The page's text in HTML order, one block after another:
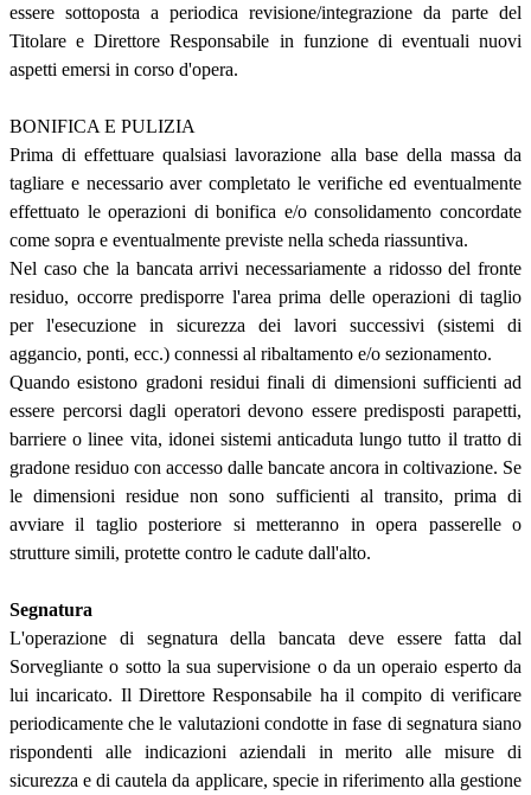
essere sottoposta a periodica revisione/integrazione da parte del
Titolare e Direttore Responsabile in funzione di eventuali nuovi
aspetti emersi in corso d'opera.
BONIFICA E PULIZIA
Prima di effettuare qualsiasi lavorazione alla base della massa da
tagliare e necessario aver completato le verifiche ed eventualmente
effettuato le operazioni di bonifica e/o consolidamento concordate
come sopra e eventualmente previste nella scheda riassuntiva.
Nel caso che la bancata arrivi necessariamente a ridosso del fronte
residuo, occorre predisporre l'area prima delle operazioni di taglio
per l'esecuzione in sicurezza dei lavori successivi (sistemi di
aggancio, ponti, ecc.) connessi al ribaltamento e/o sezionamento.
Quando esistono gradoni residui finali di dimensioni sufficienti ad
essere percorsi dagli operatori devono essere predisposti parapetti,
barriere o linee vita, idonei sistemi anticaduta lungo tutto il tratto di
gradone residuo con accesso dalle bancate ancora in coltivazione. Se
le dimensioni residue non sono sufficienti al transito, prima di
avviare il taglio posteriore si metteranno in opera passerelle o
strutture simili, protette contro le cadute dall'alto.
Segnatura
L'operazione di segnatura della bancata deve essere fatta dal
Sorvegliante o sotto la sua supervisione o da un operaio esperto da
lui incaricato. Il Direttore Responsabile ha il compito di verificare
periodicamente che le valutazioni condotte in fase di segnatura siano
rispondenti alle indicazioni aziendali in merito alle misure di
sicurezza e di cautela da applicare, specie in riferimento alla gestione